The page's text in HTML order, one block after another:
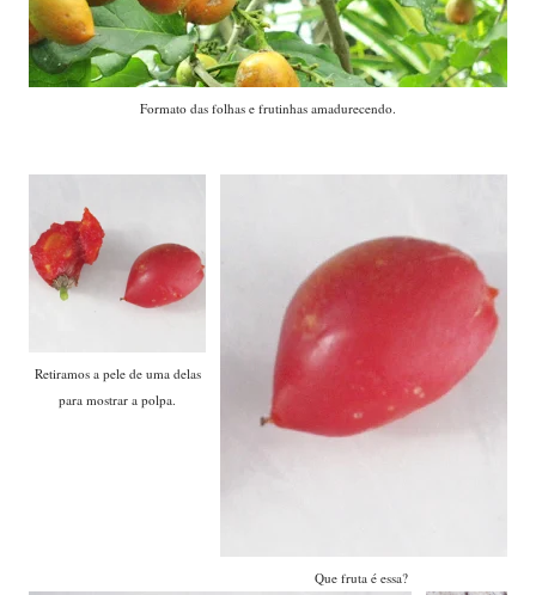
Formato das folhas e frutinhas amadurecendo.
Que fruta é essa?
Retiramos a pele de uma delas
para mostrar a polpa.